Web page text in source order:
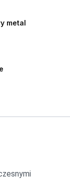
metal